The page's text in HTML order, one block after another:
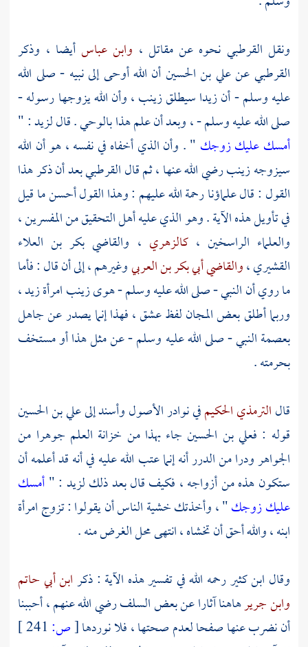
ونقل القرطبي نحوه عنمقاتل ، وابن عباسأيضا ، وذكر
القرطبيعنعلي بن الحسينأن الله أوحى إلى نبيه - صلى الله
عليه وسلم - أنزيداسيطلقزينب، وأن الله يزوجها رسوله -
صلى الله عليه وسلم - ، وبعد أن علم هذا بالوحي . قاللزيد: "
أمسك عليك زوجك " . وأن الذي أخفاه في نفسه ، هو أن الله
سيزوجهزينبرضي الله عنها ، ثم قالالقرطبيبعد أن ذكر هذا
القول : قال علماؤنا رحمة الله عليهم : وهذا القول أحسن ما قيل
في تأويل هذه الآية . وهو الذي عليه أهل التحقيق من المفسرين ،
والعلماء الراسخين ،كالزهري ، والقاضي بكر بن العلاء
القشيري،والقاضي أبي بكر بن العربيوغيرهم ، إلى أن قال : فأما
ما روي أن النبي - صلى الله عليه وسلم - هوىزينبامرأةزيد،
وربما أطلق بعض المجان لفظ عشق ، فهذا إنما يصدر عن جاهل
بعصمة النبي - صلى الله عليه وسلم - عن مثل هذا أو مستخف
بحرمته .
قالالترمذي الحكيمفي نوادر الأصول وأسند إلىعلي بن الحسين
قوله : فعلي بن الحسين جاء بهذا من خزانة العلم جوهرا من
الجواهر ودرا من الدرر أنه إنما عتب الله عليه في أنه قد أعلمه أن
ستكون هذه من أزواجه ، فكيف قال بعد ذلكلزيد : "أمسك
عليك زوجك" ، وأخذتك خشية الناس أن يقولوا : تزوج امرأة
ابنه ، والله أحق أن تخشاه ، انتهى محل الغرض منه .
وقال ابن كثيررحمه الله في تفسير هذه الآية : ذكرابن أبي حاتم
وابن جريرهاهنا آثارا عن بعض السلف رضي الله عنهم ، أحببنا
أن نضرب عنها صفحا لعدم صحتها ، فلا نوردها[ص: